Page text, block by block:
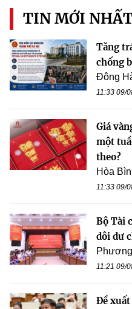
TIN MỚI
Tăng
chống
Đông
11:33 09/
Giá
một
theo?
Hòa
11:33 09/
Bộ Tài
dôi dư
11:21 09/
Đề